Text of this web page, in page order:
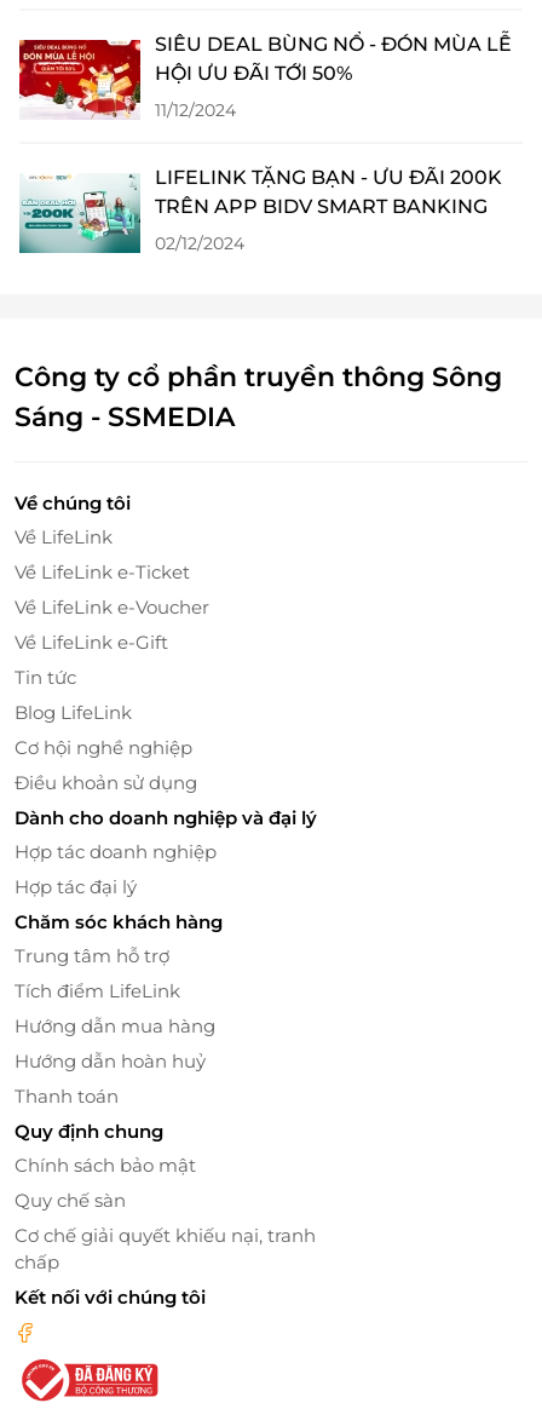
SIÊU DEAL BÙNG NỔ - ĐÓN MÙA LỄ
HỘI ƯU ĐÃI TỚI 50%
11/12/2024
LIFELINK TẶNG BẠN - ƯU ĐÃI 200K
TRÊN APP BIDV SMART BANKING
02/12/2024
Công ty cổ phần truyền thông Sông
Sáng - SSMEDIA
Về chúng tôi
Về LifeLink
Về LifeLink e-Ticket
Về LifeLink e-Voucher
Về LifeLink e-Gift
Tin tức
Blog LifeLink
Cơ hội nghề nghiệp
Điều khoản sử dụng
Dành cho doanh nghiệp và đại lý
Hợp tác doanh nghiệp
Hợp tác đại lý
Chăm sóc khách hàng
Trung tâm hỗ trợ
Tích điểm LifeLink
Hướng dẫn mua hàng
Hướng dẫn hoàn huỷ
Thanh toán
Quy định chung
Chính sách bảo mật
Quy chế sàn
Cơ chế giải quyết khiếu nại, tranh
chấp
Kết nối với chúng tôi